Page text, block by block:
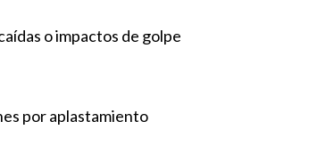
o impactos de golpe
por aplastamiento